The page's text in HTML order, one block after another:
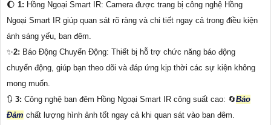
🌔 1: Hồng Ngoại Smart IR: Camera được trang bị công nghệ Hồng
Ngoại Smart IR giúp quan sát rõ ràng và chi tiết ngay cả trong điều kiện
ánh sáng yếu, ban đêm.
✨2: Báo Động Chuyển Động: Thiết bị hỗ trợ chức năng báo động
chuyển động, giúp bạn theo dõi và đáp ứng kịp thời các sự kiện không
mong muốn.
🔃 3: Công nghệ ban đêm Hồng Ngoại Smart IR công suất cao: 🔄Bảo
Đảm chất lượng hình ảnh tốt ngay cả khi quan sát vào ban đêm.